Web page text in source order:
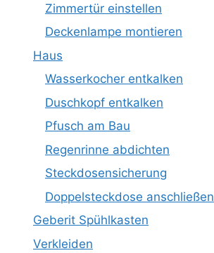
Zimmertür einstellen
Deckenlampe montieren
Haus
Wasserkocher entkalken
Duschkopf entkalken
Pfusch am Bau
Regenrinne abdichten
Steckdosensicherung
Doppelsteckdose anschließen
Geberit Spühlkasten
Verkleiden